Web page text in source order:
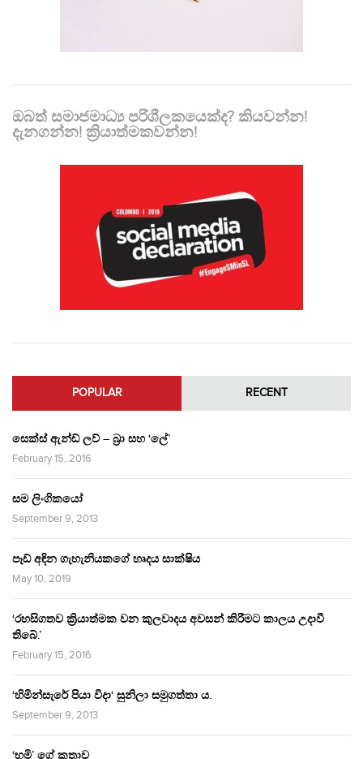
ඔබත් සමාජමාධ්‍ය පරිශීලකයෙක්ද? කියවන්න!
දැනගන්න! ක්‍රියාත්මකවන්න!
POPULAR RECENT
සෙක්ස් ඇන්ඩ් ලව් – බ්‍රා සහ ‘ලේ’
February 15, 2016
සම ලිංගිකයෝ
September 9, 2013
පෑඩ් අඳින ගැහැනියකගේ හෘදය සාක්ෂිය
May 10, 2019
‘රහසිගතව ක්‍රියාත්මක වන කුලවාදය අවසන් කිරීමට කාලය උදාවී
තිබේ.’
February 15, 2016
‘හිමින්සැරේ පියා විදා‘ සුනිලා සමුගත්තා ය.
September 9, 2013
‘භූමි’ ගේ කතාව